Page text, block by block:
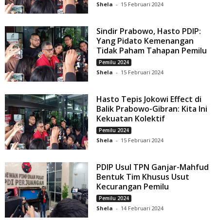
Shela - 15 Februari 2024
Sindir Prabowo, Hasto PDIP:
Yang Pidato Kemenangan
Tidak Paham Tahapan Pemilu
Pemilu 2024
Shela - 15 Februari 2024
Hasto Tepis Jokowi Effect di
Balik Prabowo-Gibran: Kita Ini
Kekuatan Kolektif
Pemilu 2024
Shela - 15 Februari 2024
PDIP Usul TPN Ganjar-Mahfud
Bentuk Tim Khusus Usut
Kecurangan Pemilu
Pemilu 2024
Shela - 14 Februari 2024